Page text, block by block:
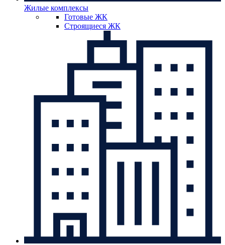
Жилые комплексы
Готовые ЖК
Строящиеся ЖК